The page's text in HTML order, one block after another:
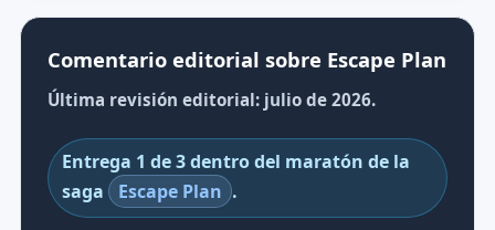
Comentario editorial sobre Escape Plan
Última revisión editorial: julio de 2026.
Entrega 1 de 3 dentro del maratón de la
saga
Escape Plan .